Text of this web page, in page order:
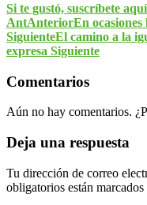
Si te gustó, suscríbete aquí
AntAnteriorEn ocasiones
SiguienteEl camino a la
expresa Siguiente
Comentarios
Aún no hay comentarios.
Deja una respuesta
Tu dirección de correo
obligatorios están marcados